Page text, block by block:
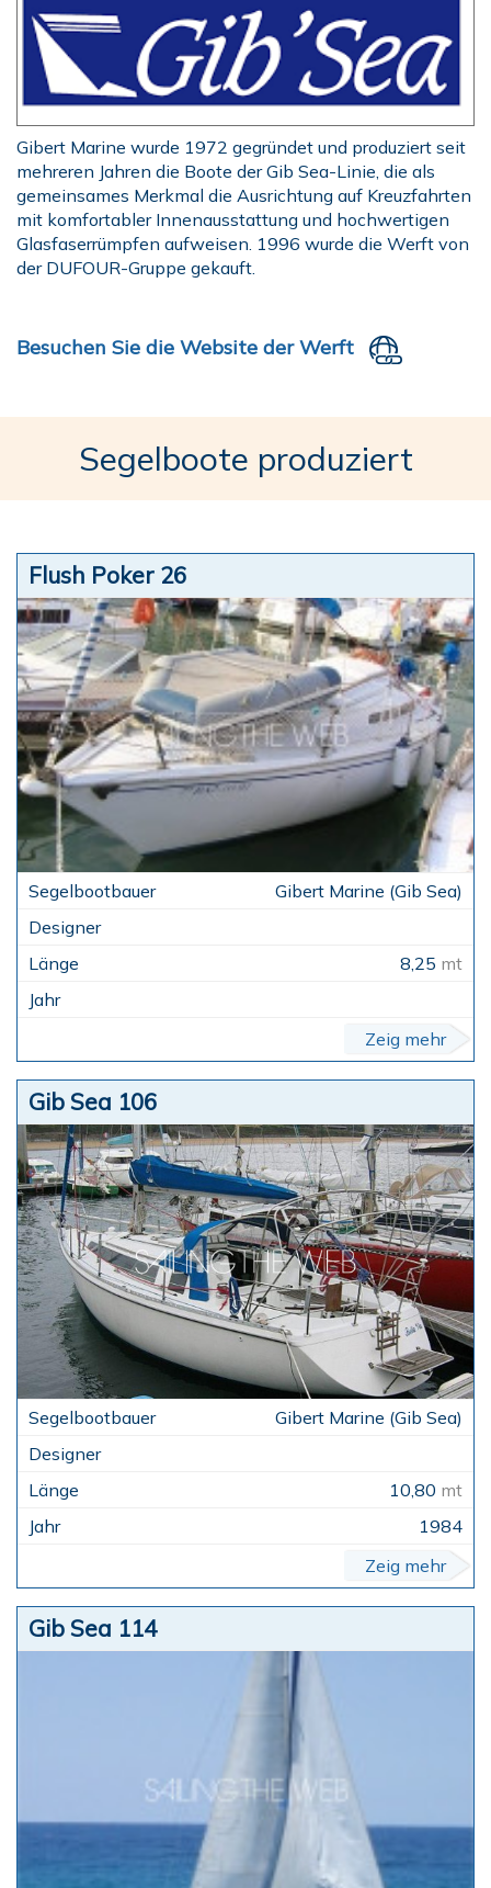
Gibert Marine wurde 1972 gegründet und produziert seit
mehreren Jahren die Boote der Gib Sea-Linie, die als
gemeinsames Merkmal die Ausrichtung auf Kreuzfahrten
mit komfortabler Innenausstattung und hochwertigen
Glasfaserrümpfen aufweisen. 1996 wurde die Werft von
der DUFOUR-Gruppe gekauft.
Besuchen Sie die Website der Werft
Segelboote produziert
Flush Poker 26
Gibert Marine (Gib Sea)
8,25 mt
Zeig mehr
Gib Sea 106
Gibert Marine (Gib Sea)
10,80 mt
1984
Zeig mehr
Gib Sea 114